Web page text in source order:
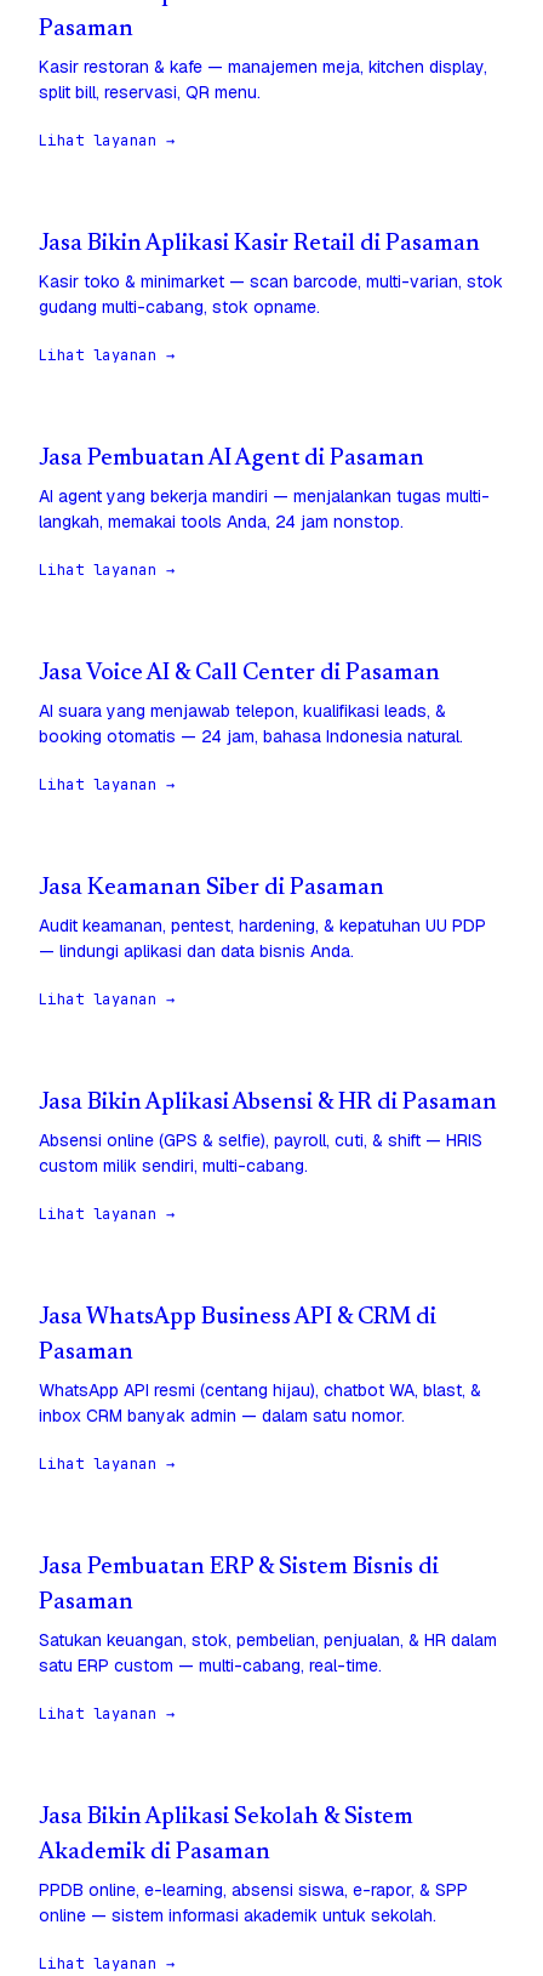
Pasaman
Kasir restoran & kafe — manajemen meja, kitchen display,
split bill, reservasi, QR menu.
Lihat layanan →
Jasa Bikin Aplikasi Kasir Retail di Pasaman
Kasir toko & minimarket — scan barcode, multi-varian, stok
gudang multi-cabang, stok opname.
Lihat layanan →
Jasa Pembuatan AI Agent di Pasaman
AI agent yang bekerja mandiri — menjalankan tugas multi-
langkah, memakai tools Anda, 24 jam nonstop.
Lihat layanan →
Jasa Voice AI & Call Center di Pasaman
AI suara yang menjawab telepon, kualifikasi leads, &
booking otomatis — 24 jam, bahasa Indonesia natural.
Lihat layanan →
Jasa Keamanan Siber di Pasaman
Audit keamanan, pentest, hardening, & kepatuhan UU PDP
— lindungi aplikasi dan data bisnis Anda.
Lihat layanan →
Jasa Bikin Aplikasi Absensi & HR di Pasaman
Absensi online (GPS & selfie), payroll, cuti, & shift — HRIS
custom milik sendiri, multi-cabang.
Lihat layanan →
Jasa WhatsApp Business API & CRM di
Pasaman
WhatsApp API resmi (centang hijau), chatbot WA, blast, &
inbox CRM banyak admin — dalam satu nomor.
Lihat layanan →
Jasa Pembuatan ERP & Sistem Bisnis di
Pasaman
Satukan keuangan, stok, pembelian, penjualan, & HR dalam
satu ERP custom — multi-cabang, real-time.
Lihat layanan →
Jasa Bikin Aplikasi Sekolah & Sistem
Akademik di Pasaman
PPDB online, e-learning, absensi siswa, e-rapor, & SPP
online — sistem informasi akademik untuk sekolah.
Lihat layanan →